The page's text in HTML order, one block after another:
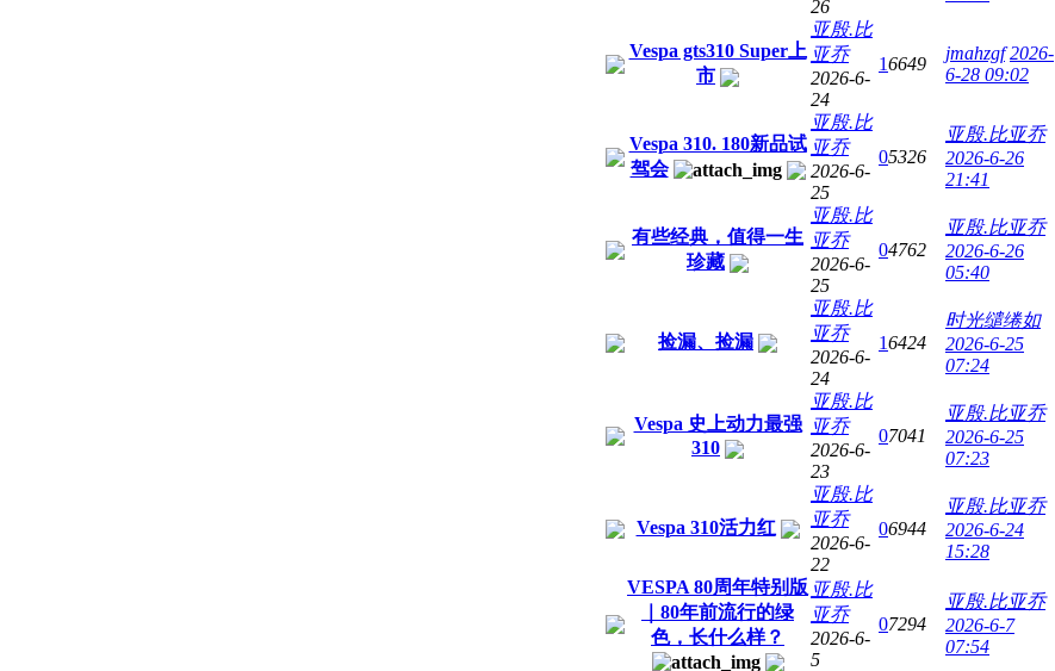
26
Vespa gts310 Super上
市
亚殷.比
亚乔
2026-6-
24
16649
jmahzgf 2026-
6-28 09:02
Vespa 310. 180新品试
驾会
亚殷.比
亚乔
2026-6-
25
05326
亚殷.比亚乔
2026-6-26
21:41
有些经典，值得一生
珍藏
亚殷.比
亚乔
2026-6-
25
04762
亚殷.比亚乔
2026-6-26
05:40
捡漏、捡漏
亚殷.比
亚乔
2026-6-
24
16424
时光缱绻如
2026-6-25
07:24
Vespa 史上动力最强
310
亚殷.比
亚乔
2026-6-
23
07041
亚殷.比亚乔
2026-6-25
07:23
Vespa 310活力红
亚殷.比
亚乔
2026-6-
22
06944
亚殷.比亚乔
2026-6-24
15:28
VESPA 80周年特别版
｜80年前流行的绿
色，长什么样？
亚殷.比
亚乔
2026-6-
5
07294
亚殷.比亚乔
2026-6-7
07:54